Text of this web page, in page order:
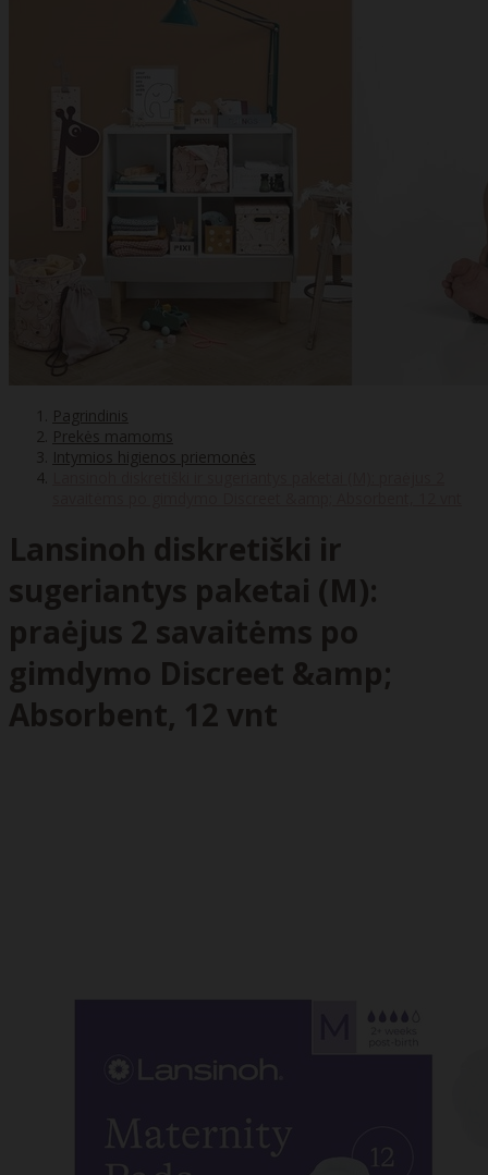
Pagrindinis
Prekės mamoms
Intymios higienos priemonės
Lansinoh diskretiški ir
sugeriantys paketai (M):
praėjus 2 savaitėms po
gimdymo Discreet &amp;
Absorbent, 12 vnt